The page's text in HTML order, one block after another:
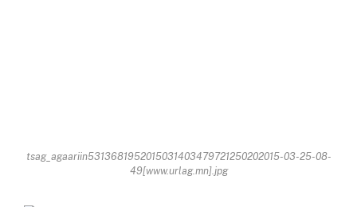
tsag_agaariin5313681952015031403479721250202015-03-25-08-
49[www.urlag.mn].jpg